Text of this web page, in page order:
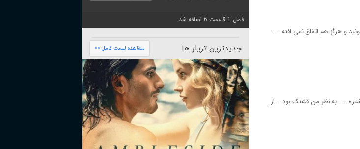
و هرگز هم اتفاق نمی افته ...
.... به نظر من قشنگ بود... از
فصل 1 قسمت 6 اضافه شد
جدیدترین تریلر ها مشاهده لیست کامل >>